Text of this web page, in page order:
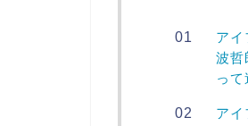
ア
波哲
っ
ア